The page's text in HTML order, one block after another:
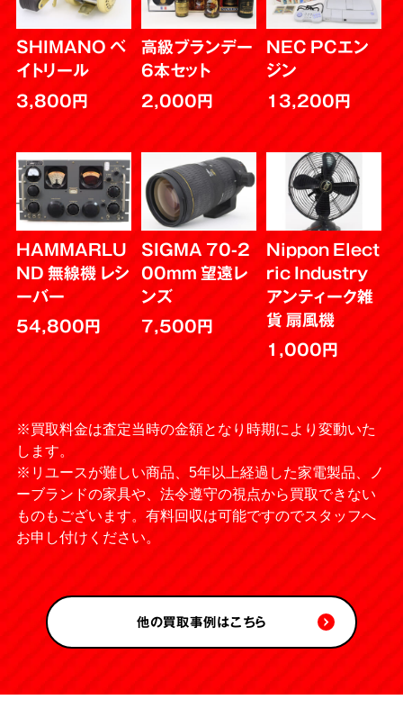
SHIMANO ベ
イトリール
3,800円
高級ブランデー
6本セット
2,000円
NEC PCエン
ジン
13,200円
HAMMARLU
ND 無線機 レシ
ーバー
54,800円
SIGMA 70-2
00mm 望遠レ
ンズ
7,500円
Nippon Elect
ric Industry
アンティーク雑
貨 扇風機
1,000円
※買取料金は査定当時の金額となり時期により変動いた
します。
※リユースが難しい商品、5年以上経過した家電製品、ノ
ーブランドの家具や、法令遵守の視点から買取できない
ものもございます。有料回収は可能ですのでスタッフへ
お申し付けください。
他の買取事例はこちら